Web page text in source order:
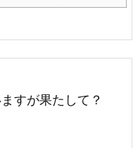
すが果たして？